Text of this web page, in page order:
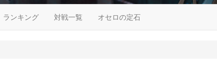
ランキング 対戦一覧 オセロの定石